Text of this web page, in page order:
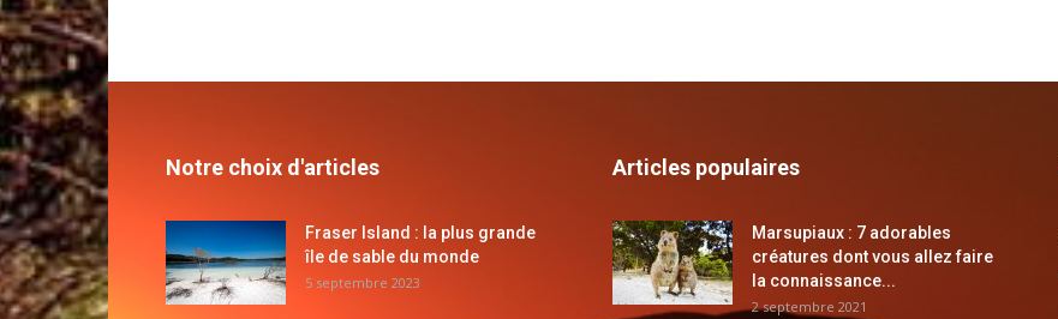
Notre choix d'articles
Fraser Island : la plus grande
île de sable du monde
5 septembre 2023
Articles populaires
Marsupiaux : 7 adorables
créatures dont vous allez faire
la connaissance...
2 septembre 2021